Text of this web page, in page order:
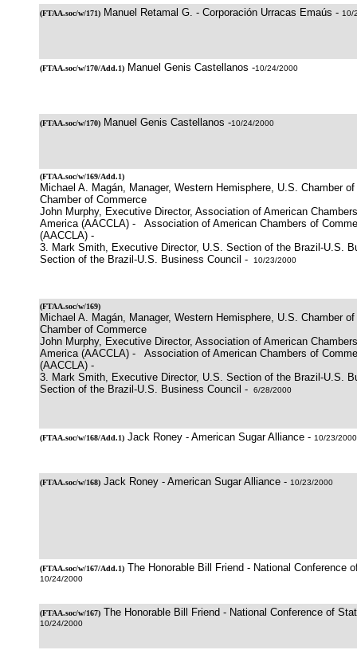
(FTAA.soc/w/171) Manuel Retamal G. - Corporación Urracas Emaús - 10/
(FTAA.soc/w/170/Add.1) Manuel Genis Castellanos -10/24/2000
(FTAA.soc/w/170) Manuel Genis Castellanos -10/24/2000
(FTAA.soc/w/169/Add.1)
Michael A. Magán, Manager, Western Hemisphere, U.S. Chamber
Chamber of Commerce
John Murphy, Executive Director, Association of American
America (AACCLA) - Association of American Chambers of
(AACCLA) -
3. Mark Smith, Executive Director, U.S. Section of the Brazil-U.S.
Section of the Brazil-U.S. Business Council -
10/23/2000
(FTAA.soc/w/169)
Michael A. Magán, Manager, Western Hemisphere, U.S. Chamber
Chamber of Commerce
John Murphy, Executive Director, Association of American
America (AACCLA) - Association of American Chambers of
(AACCLA) -
3. Mark Smith, Executive Director, U.S. Section of the Brazil-U.S.
Section of the Brazil-U.S. Business Council -
6/28/2000
(FTAA.soc/w/168/Add.1) Jack Roney - American Sugar Alliance - 10/23/2000
(FTAA.soc/w/168) Jack Roney - American Sugar Alliance - 10/23/2000
(FTAA.soc/w/167/Add.1) The Honorable Bill Friend - National Conference
10/24/2000
(FTAA.soc/w/167) The Honorable Bill Friend - National Conference of
10/24/2000